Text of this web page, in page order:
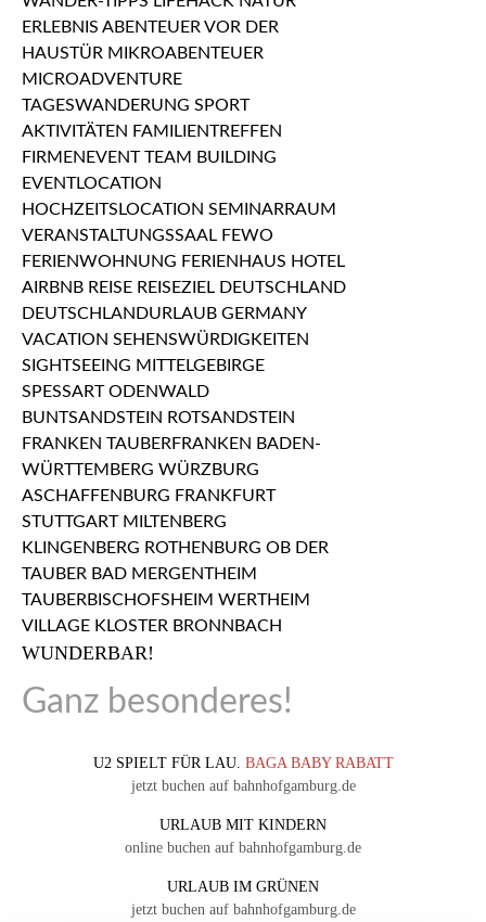
WUNDERBAR!
Ganz besonderes!
U2 SPIELT FÜR LAU. BAGA BABY RABATT
jetzt buchen auf bahnhofgamburg.de
URLAUB MIT KINDERN
online buchen auf bahnhofgamburg.de
URLAUB IM GRÜNEN
jetzt buchen auf bahnhofgamburg.de